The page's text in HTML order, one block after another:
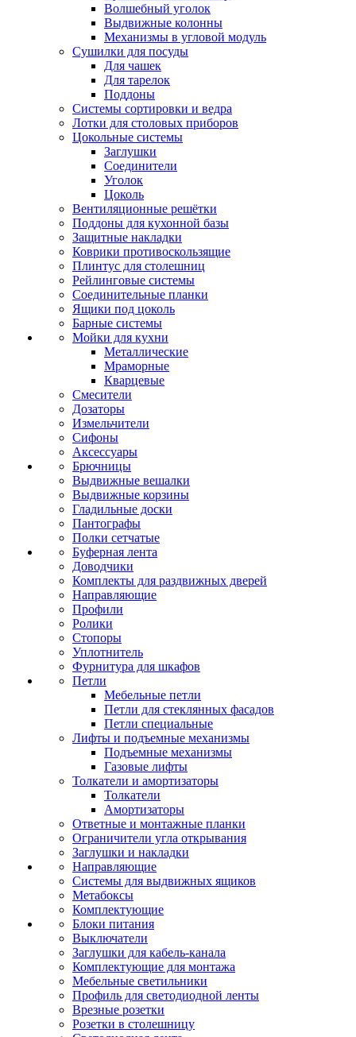
Волшебный уголок
Выдвижные колонны
Механизмы в угловой модуль
Сушилки для посуды
Для чашек
Для тарелок
Поддоны
Системы сортировки и ведра
Лотки для столовых приборов
Цокольные системы
Заглушки
Соединители
Уголок
Цоколь
Вентиляционные решётки
Поддоны для кухонной базы
Защитные накладки
Коврики противоскользящие
Плинтус для столешниц
Рейлинговые системы
Соединительные планки
Ящики под цоколь
Барные системы
Мойки для кухни
Металлические
Мраморные
Кварцевые
Смесители
Дозаторы
Измельчители
Сифоны
Аксессуары
Брючницы
Выдвижные вешалки
Выдвижные корзины
Гладильные доски
Пантографы
Полки сетчатые
Буферная лента
Доводчики
Комплекты для раздвижных дверей
Направляющие
Профили
Ролики
Стопоры
Уплотнитель
Фурнитура для шкафов
Петли
Мебельные петли
Петли для стеклянных фасадов
Петли специальные
Лифты и подъемные механизмы
Подъемные механизмы
Газовые лифты
Толкатели и амортизаторы
Толкатели
Амортизаторы
Ответные и монтажные планки
Ограничители угла открывания
Заглушки и накладки
Направляющие
Системы для выдвижных ящиков
Метабоксы
Комплектующие
Блоки питания
Выключатели
Заглушки для кабель-канала
Комплектующие для монтажа
Мебельные светильники
Профиль для светодиодной ленты
Врезные розетки
Розетки в столешницу